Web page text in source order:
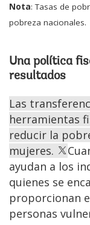
Nota: Tasas de
pobreza nacionales.
Una política
resultados
Las
herramientas
reducir la
mujeres.
ayudan a los
quienes se
proporcionan
personas